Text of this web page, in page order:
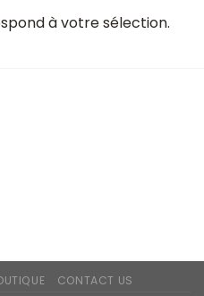
à votre sélection.
CONTACT US